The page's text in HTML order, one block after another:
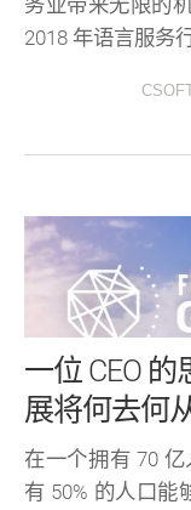
务业带来无限的
2018 年语言服务
一位 CEO
展将何去何
在一个拥有 70 亿
有 50% 的人口能